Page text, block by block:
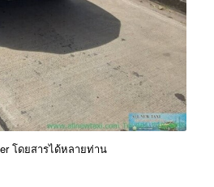
โดยสารได้หลายท่าน